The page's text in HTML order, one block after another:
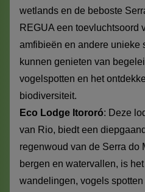
wetlands en de beboste
REGUA een toevluchtsoord
amfibieën en andere unieke
kunnen genieten van
vogelspotten en het
biodiversiteit.
Eco Lodge Itororó: Deze
van Rio, biedt een
regenwoud van de Serra do
bergen en watervallen, is
wandelingen, vogels